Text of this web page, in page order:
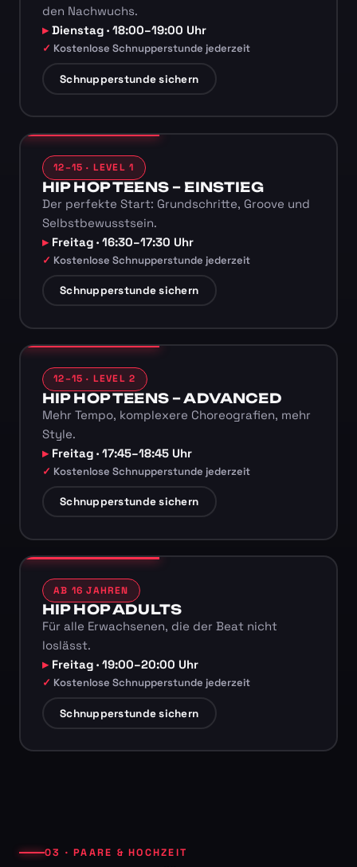
den Nachwuchs.
Dienstag · 18:00–19:00 Uhr
Kostenlose Schnupperstunde jederzeit
Schnupperstunde sichern
12–15 · LEVEL 1
HIP HOP TEENS – EINSTIEG
Der perfekte Start: Grundschritte, Groove und
Selbstbewusstsein.
Freitag · 16:30–17:30 Uhr
Kostenlose Schnupperstunde jederzeit
Schnupperstunde sichern
12–15 · LEVEL 2
HIP HOP TEENS – ADVANCED
Mehr Tempo, komplexere Choreografien, mehr
Style.
Freitag · 17:45–18:45 Uhr
Kostenlose Schnupperstunde jederzeit
Schnupperstunde sichern
AB 16 JAHREN
HIP HOP ADULTS
Für alle Erwachsenen, die der Beat nicht
loslässt.
Freitag · 19:00–20:00 Uhr
Kostenlose Schnupperstunde jederzeit
Schnupperstunde sichern
03 · PAARE & HOCHZEIT